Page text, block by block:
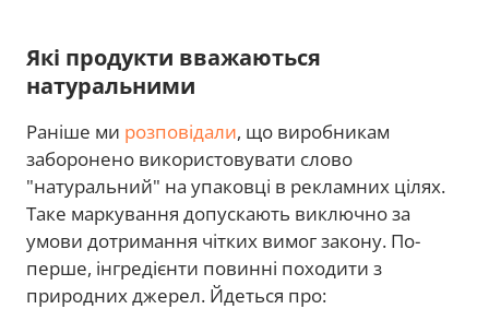
Які продукти вважаються
натуральними
Раніше ми розповідали, що виробникам
заборонено використовувати слово
"натуральний" на упаковці в рекламних цілях.
Таке маркування допускають виключно за
умови дотримання чітких вимог закону. По-
перше, інгредієнти повинні походити з
природних джерел. Йдеться про: